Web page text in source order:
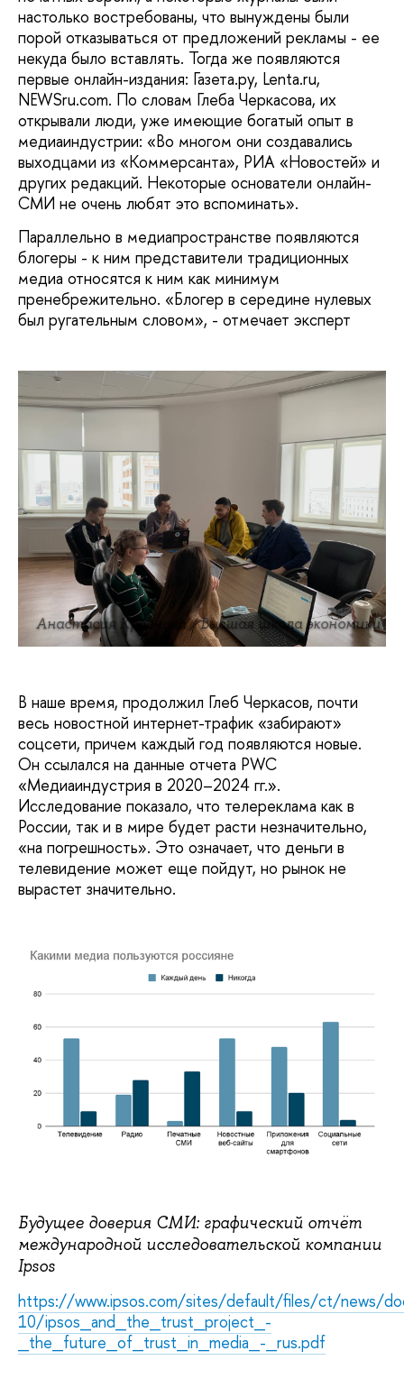
настолько востребованы, что вынуждены были
порой отказываться от предложений рекламы - ее
некуда было вставлять. Тогда же появляются
первые онлайн-издания: Газета.ру, Lenta.ru,
NEWSru.com. По словам Глеба Черкасова, их
открывали люди, уже имеющие богатый опыт в
медиаиндустрии: «Во многом они создавались
выходцами из «Коммерсанта», РИА «Новостей» и
других редакций. Некоторые основатели онлайн-
СМИ не очень любят это вспоминать».
Параллельно в медиапространстве появляются
блогеры - к ним представители традиционных
медиа относятся к ним как минимум
пренебрежительно. «Блогер в середине нулевых
был ругательным словом», - отмечает эксперт
Анастасия Краснова / Высшая школа экономики
В наше время, продолжил Глеб Черкасов, почти
весь новостной интернет-трафик «забирают»
соцсети, причем каждый год появляются новые.
Он ссылался на данные отчета PWC
«Медиаиндустрия в 2020–2024 гг.».
Исследование показало, что телереклама как в
России, так и в мире будет расти незначительно,
«на погрешность». Это означает, что деньги в
телевидение может еще пойдут, но рынок не
вырастет значительно.
Будущее доверия СМИ: графический отчёт
международной исследовательской компании
Ipsos
https://www.ipsos.com/sites/default/files/ct/news/
10/ipsos_and_the_trust_project_-
_the_future_of_trust_in_media_-_rus.pdf